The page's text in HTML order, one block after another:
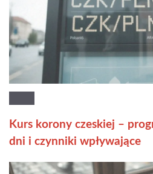
Kurs korony czeskiej –
dni i czynniki wpływające